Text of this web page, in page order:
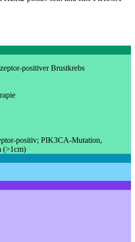
positiver Brustkrebs
positiv; PIK3CA-Mutation,
(>1cm)